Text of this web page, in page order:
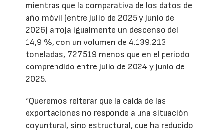
mientras que la comparativa de los datos de
año móvil (entre julio de 2025 y junio de
2026) arroja igualmente un descenso del
14,9 %, con un volumen de 4.139.213
toneladas, 727.519 menos que en el periodo
comprendido entre julio de 2024 y junio de
2025.
“Queremos reiterar que la caída de las
exportaciones no responde a una situación
coyuntural, sino estructural, que ha reducido